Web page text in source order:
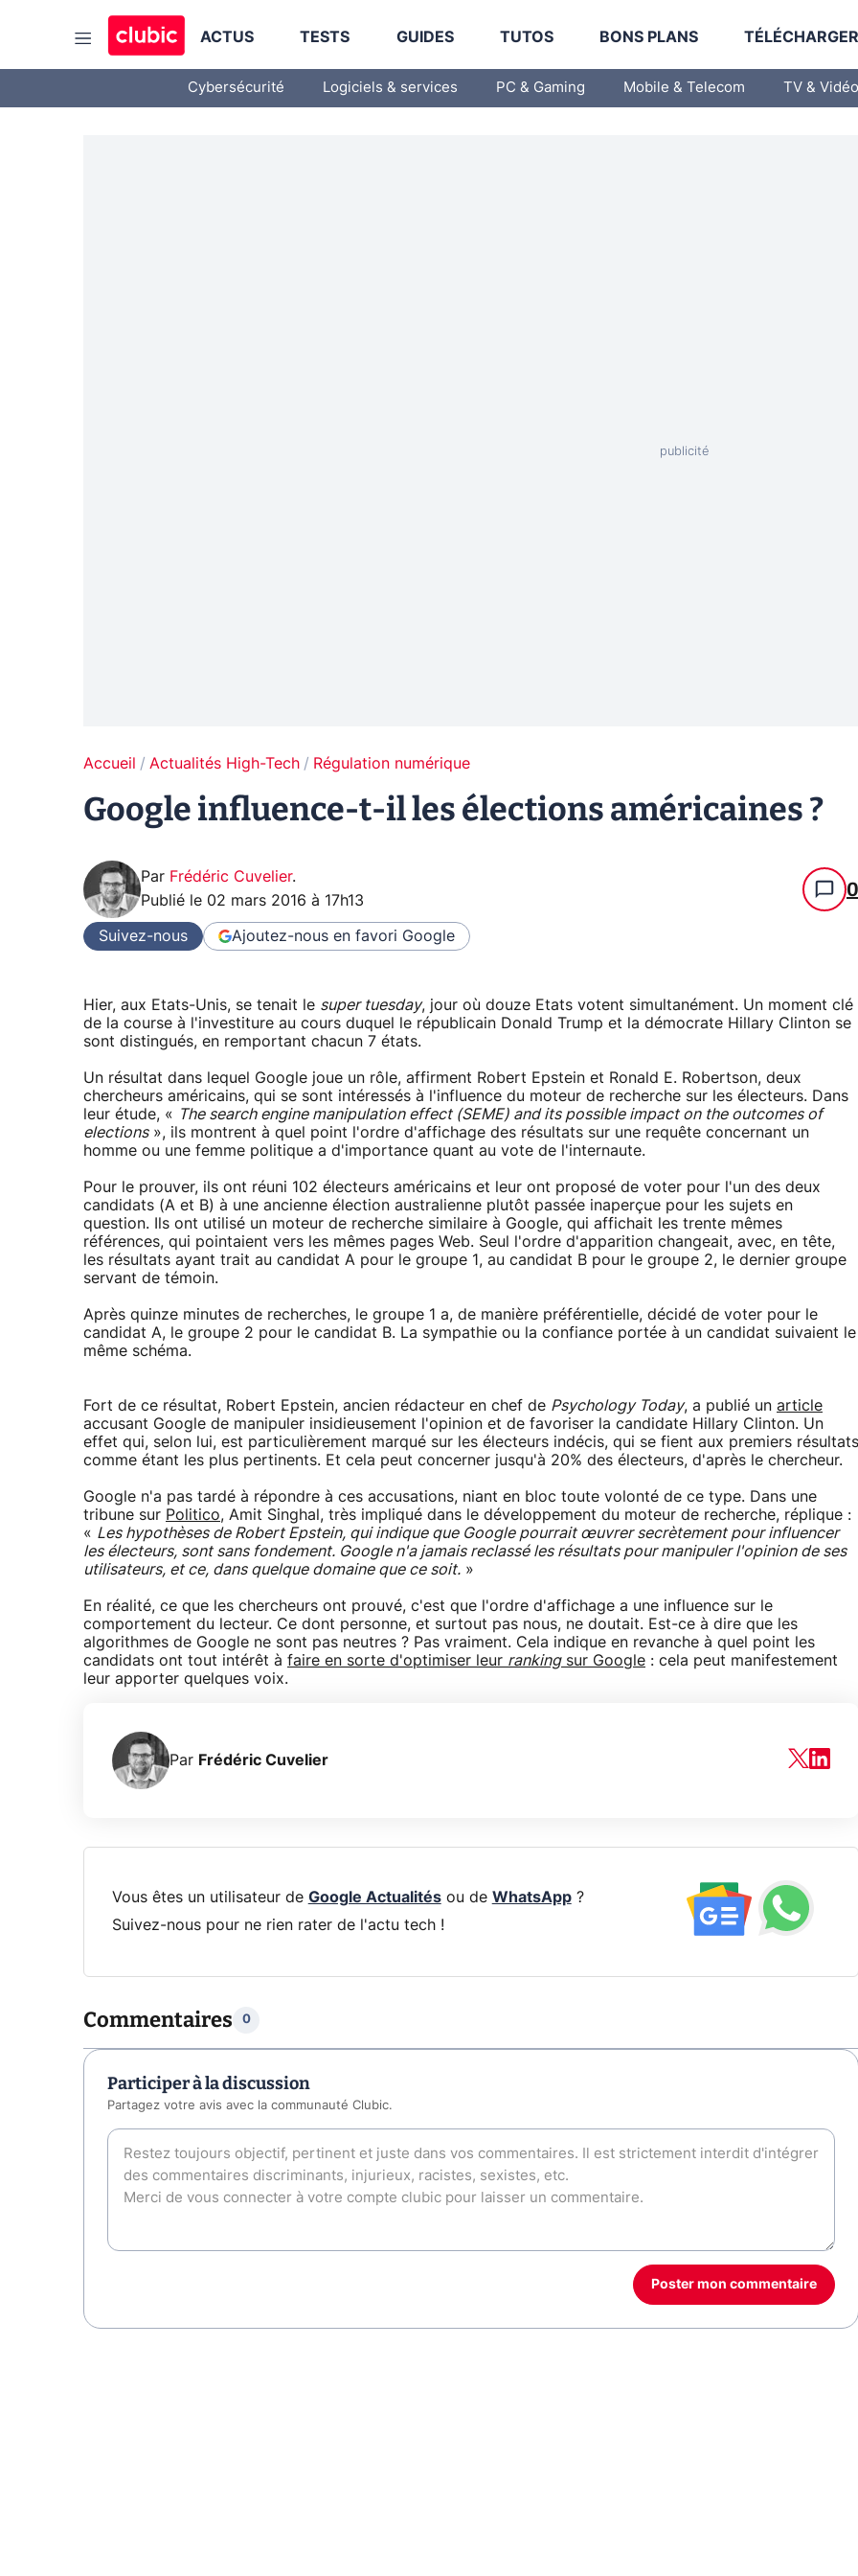
ACTUS TESTS GUIDES TUTOS BONS PLANS
Cybersécurité Logiciels & services PC & Gaming Mobile & Telecom TV & Vidéo
Accueil Actualités High-Tech Régulation numérique
Google influence-t-il les élections américaines ?
Par Frédéric Cuvelier.
Publié le 02 mars 2016 à 17h13 0
Suivez-nous Ajoutez-nous en favori Google
Hier, aux Etats-Unis, se tenait le super tuesday, jour où douze Etats votent simultanément. Un moment clé
de la course à l'investiture au cours duquel le républicain Donald Trump et la démocrate Hillary Clinton se
sont distingués, en remportant chacun 7 états.
Un résultat dans lequel Google joue un rôle, affirment Robert Epstein et Ronald E. Robertson, deux
chercheurs américains, qui se sont intéressés à l'influence du moteur de recherche sur les électeurs. Dans
leur étude, « The search engine manipulation effect (SEME) and its possible impact on the outcomes of
elections», ils montrent à quel point l'ordre d'affichage des résultats sur une requête concernant un
homme ou une femme politique a d'importance quant au vote de l'internaute.
Pour le prouver, ils ont réuni 102 électeurs américains et leur ont proposé de voter pour l'un des deux
candidats (A et B) à une ancienne élection australienne plutôt passée inaperçue pour les sujets en
question. Ils ont utilisé un moteur de recherche similaire à Google, qui affichait les trente mêmes
références, qui pointaient vers les mêmes pages Web. Seul l'ordre d'apparition changeait, avec, en tête,
les résultats ayant trait au candidat A pour le groupe 1, au candidat B pour le groupe 2, le dernier groupe
servant de témoin.
Après quinze minutes de recherches, le groupe 1 a, de manière préférentielle, décidé de voter pour le
candidat A, le groupe 2 pour le candidat B. La sympathie ou la confiance portée à un candidat suivaient le
même schéma.
Fort de ce résultat, Robert Epstein, ancien rédacteur en chef de Psychology Today, a publié un article
accusant Google de manipuler insidieusement l'opinion et de favoriser la candidate Hillary Clinton. Un
effet qui, selon lui, est particulièrement marqué sur les électeurs indécis, qui se fient aux premiers résultats
comme étant les plus pertinents. Et cela peut concerner jusqu'à 20% des électeurs, d'après le chercheur.
Google n'a pas tardé à répondre à ces accusations, niant en bloc toute volonté de ce type. Dans une
tribune sur Politico, Amit Singhal, très impliqué dans le développement du moteur de recherche, réplique :
« Les hypothèses de Robert Epstein, qui indique que Google pourrait œuvrer secrètement pour influencer
les électeurs, sont sans fondement. Google n'a jamais reclassé les résultats pour manipuler l'opinion de ses
utilisateurs, et ce, dans quelque domaine que ce soit. »
En réalité, ce que les chercheurs ont prouvé, c'est que l'ordre d'affichage a une influence sur le
comportement du lecteur. Ce dont personne, et surtout pas nous, ne doutait. Est-ce à dire que les
algorithmes de Google ne sont pas neutres ? Pas vraiment. Cela indique en revanche à quel point les
candidats ont tout intérêt à faire en sorte d'optimiser leur rankingsur Google : cela peut manifestement
leur apporter quelques voix.
Par Frédéric Cuvelier
Vous êtes un utilisateur de Google Actualitésou de WhatsApp?
Suivez-nous pour ne rien rater de l'actu tech !
Commentaires 0
Participer à la discussion
Partagez votre avis avec la communauté Clubic.
Poster mon commentaire